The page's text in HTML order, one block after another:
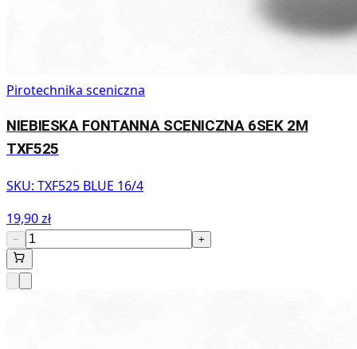
Pirotechnika sceniczna
NIEBIESKA FONTANNA SCENICZNA 6SEK 2M
TXF525
SKU: TXF525 BLUE 16/4
19,90 zł
− +